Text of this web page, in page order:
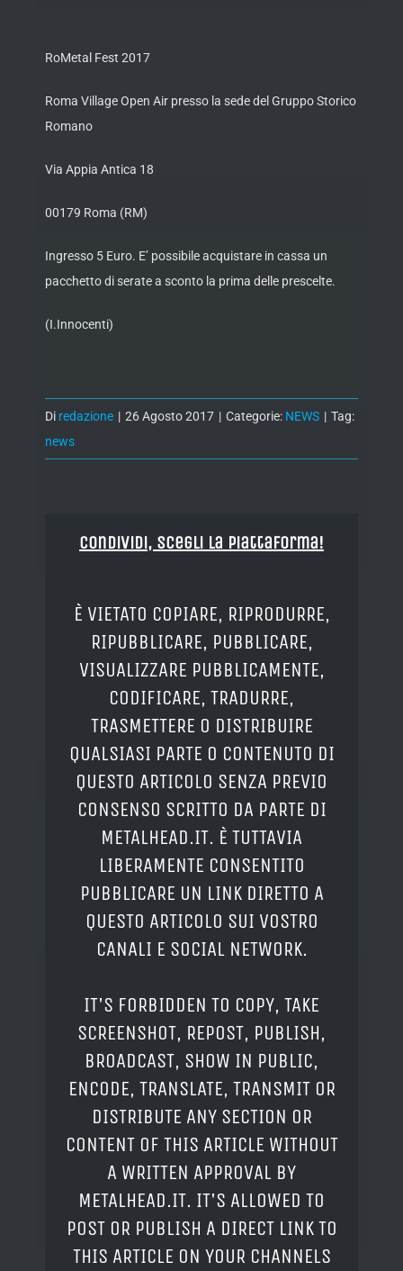
RoMetal Fest 2017
Roma Village Open Air presso la sede del Gruppo Storico
Romano
Via Appia Antica 18
00179 Roma (RM)
Ingresso 5 Euro. E’ possibile acquistare in cassa un
pacchetto di serate a sconto la prima delle prescelte.
(I.Innocenti)
Di redazione | 26 Agosto 2017 | Categorie: NEWS | Tag:
news
Condividi, Scegli la piattaforma!
È VIETATO COPIARE, RIPRODURRE,
RIPUBBLICARE, PUBBLICARE,
VISUALIZZARE PUBBLICAMENTE,
CODIFICARE, TRADURRE,
TRASMETTERE O DISTRIBUIRE
QUALSIASI PARTE O CONTENUTO DI
QUESTO ARTICOLO SENZA PREVIO
CONSENSO SCRITTO DA PARTE DI
METALHEAD.IT. È TUTTAVIA
LIBERAMENTE CONSENTITO
PUBBLICARE UN LINK DIRETTO A
QUESTO ARTICOLO SUI VOSTRO
CANALI E SOCIAL NETWORK.
IT'S FORBIDDEN TO COPY, TAKE
SCREENSHOT, REPOST, PUBLISH,
BROADCAST, SHOW IN PUBLIC,
ENCODE, TRANSLATE, TRANSMIT OR
DISTRIBUTE ANY SECTION OR
CONTENT OF THIS ARTICLE WITHOUT
A WRITTEN APPROVAL BY
METALHEAD.IT. IT'S ALLOWED TO
POST OR PUBLISH A DIRECT LINK TO
THIS ARTICLE ON YOUR CHANNELS